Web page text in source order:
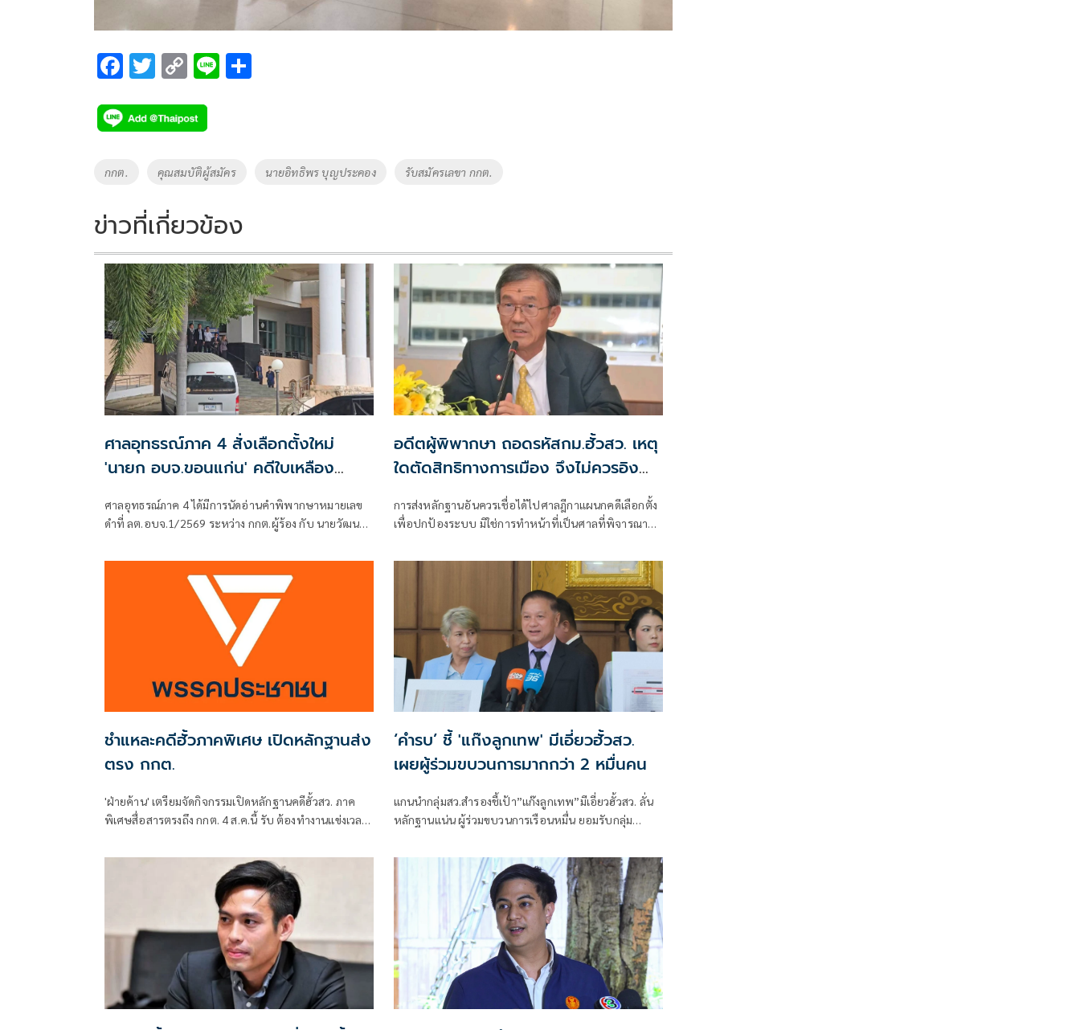
F
e
b
o
k
T
tt
er
C
p
y
Li
k
Li
Tags
กกต. คุณสมบัติผู้สมัคร นายอิทธิพร บุญประคอง รับสมัครเลขา กกต.
ข่าวที่เกี่ยวข้อง
ศาลอุทธรณ์ภาค 4 สั่งเลือกตั้งใหม่
'นายก อบจ.ขอนแก่น' คดีใบเหลือง
ศาลอุทธรณ์ภาค 4 ได้มีการนัดอ่านคำพิพากษาหมายเลข
ดำที่ ลต.อบจ.1/2569 ระหว่าง กกต.ผู้ร้อง กับ นายวัฒนา
ถิ่นหรือผู้บริหารท้องถิ่น (ขอให้มีการเลือกตั้ง นายก
อดีตผู้พิพากษา ถอดรหัสกม.ฮั้วสว. เหตุ
ใดตัดสิทธิทางการเมือง จึงไม่ควรอิง
มาตรฐานเดียวกับคดีอาญา
การส่งหลักฐานอันควรเชื่อได้ไปศาลฎีกาแผนกคดีเลือกตั้ง
เพื่อปกป้องระบบ มิใช่การทำหน้าที่เป็นศาลที่พิจารณาคดี
ชำแหละคดีฮั้วภาคพิเศษ เปิดหลักฐานส่ง
ตรง กกต.
'ฝ่ายค้าน' เตรียมจัดกิจกรรมเปิดหลักฐานคดีฮั้วสว. ภาค
พิเศษสื่อสารตรงถึง กกต. 4 ส.ค.นี้ รับ ต้องทำงานแข่งเวลา
เข้าข่ายละเว้นการปฏิบัติหน้าที่หรือไม่
‘คำรบ’ ชี้ 'แก๊งลูกเทพ' มีเอี่ยวฮั้วสว.
เผยผู้ร่วมขบวนการมากกว่า 2 หมื่นคน
แกนนำกลุ่มสว.สำรองชี้เป้า”แก๊งลูกเทพ”มีเอี่ยวฮั้วสว. ลั่น
หลักฐานแน่น ผู้ร่วมขบวนการเรือนหมื่น ยอมรับกลุ่ม
เตือนกกต.หากไม่ส่งศาลฎีกาสอย 138 สว.โดนร้องเอาผิด